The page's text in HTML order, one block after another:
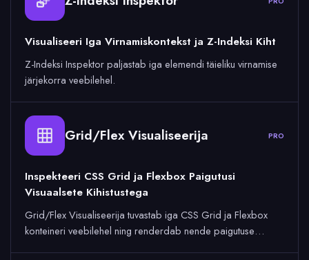
Visualiseeri Iga Virnamiskontekst ja Z-Indeksi Kiht
Z-Indeksi Inspektor paljastab iga elemendi täieliku virnamise
järjekorra veebilehel.
Grid/Flex Visualiseerija PRO
Inspekteeri CSS Grid ja Flexbox Paigutusi
Visuaalsete Kihistustega
Grid/Flex Visualiseerija tuvastab iga CSS Grid ja Flexbox
konteineri veebilehel ning renderdab nende paigutuse…